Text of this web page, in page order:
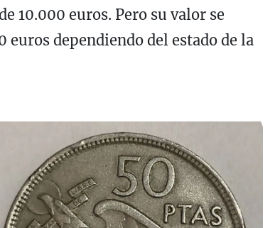
10.000 euros. Pero su valor se
dependiendo del estado de la